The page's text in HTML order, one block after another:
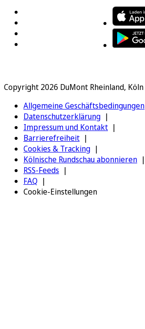
Copyright 2026 DuMont Rheinland, Köln
Allgemeine Geschäftsbedingungen
Datenschutzerklärung
Impressum und Kontakt
Barrierefreiheit
Cookies & Tracking
Kölnische Rundschau abonnieren
RSS-Feeds
FAQ
Cookie-Einstellungen